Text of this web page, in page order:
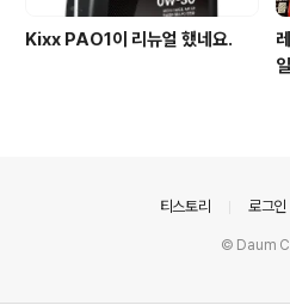
Kixx PAO1이 리뉴얼 했네요.
티스토리 로그인
© Daum